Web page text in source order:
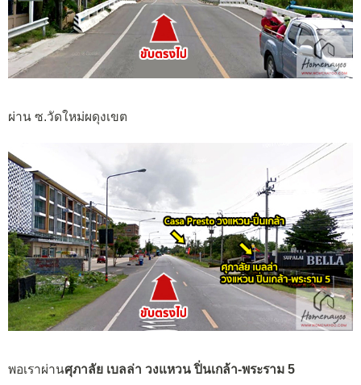
ผ่าน ซ.วัดใหม่ผดุงเขต
พอเราผ่านศุภาลัย เบลล่า วงแหวน ปิ่นเกล้า-พระราม 5